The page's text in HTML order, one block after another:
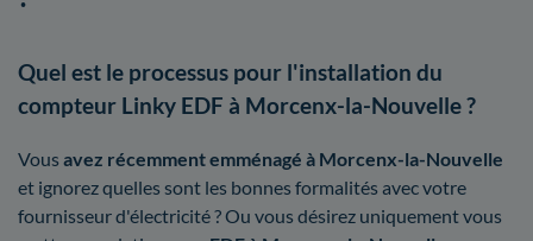
Quel est le processus pour l'installation du
compteur Linky EDF à Morcenx-la-Nouvelle ?
Vous avez récemment emménagé à Morcenx-la-Nouvelle
et ignorez quelles sont les bonnes formalités avec votre
fournisseur d'électricité ? Ou vous désirez uniquement vous